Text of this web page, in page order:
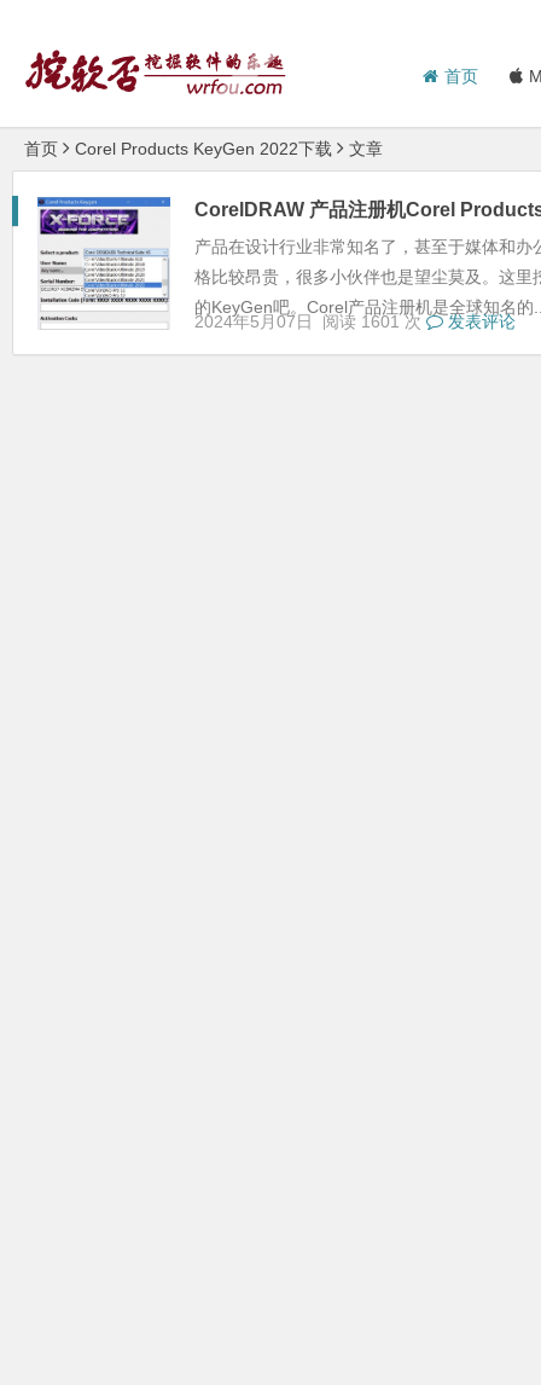
首页
首页 Corel Products KeyGen 2022下载 文章
CorelDRAW 产品注册机Corel
产品在设计行业非常知名了，甚至于媒体和
格比较昂贵，很多小伙伴也是望尘莫及。这里
的KeyGen吧。Corel产品注册机是全球知名的
2024年5月07日 阅读 1601 次 发表评论